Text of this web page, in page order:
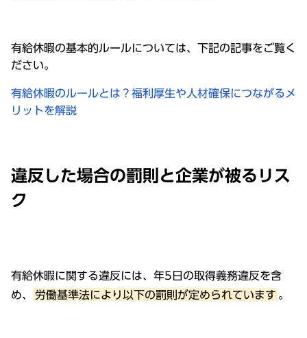
有給休暇の基本的ルールについては、下記の記事をご覧く
ださい。
有給休暇のルールとは？福利厚生や人材確保につながるメ
リットを解説
違反した場合の罰則と企業が被るリス
ク
有給休暇に関する違反には、年5日の取得義務違反を含
め、
労働基準法により以下の罰則が定められています 。